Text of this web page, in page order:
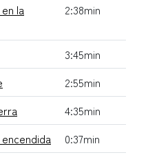
la
2:38min
3:45min
2:55min
4:35min
0:37min